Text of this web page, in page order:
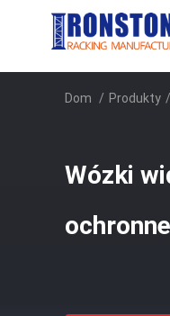
Dom / Produkty /
Wózki